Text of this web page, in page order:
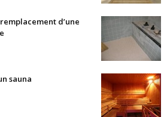
d’une
sauna